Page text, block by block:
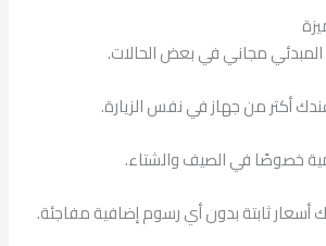
مجاني في بعض الحالات.
أكتر من جهاز في نفس الزيارة.
خصوصًا في الصيف والشتاء.
أسعار ثابتة بدون أي رسوم إضافية مفاجئة.